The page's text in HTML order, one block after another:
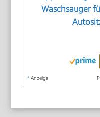
Waschsauger
* Anzeige